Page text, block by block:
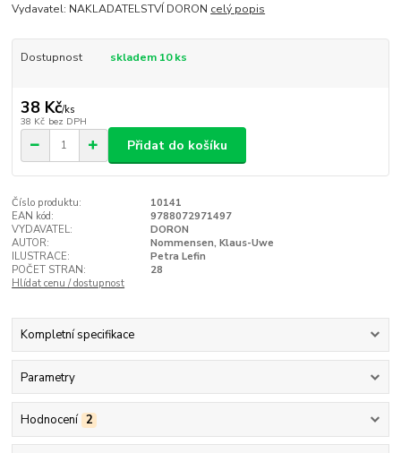
Vydavatel: NAKLADATELSTVÍ DORON celý popis
Dostupnost skladem 10 ks
38 Kč/ks
38 Kč bez DPH
Přidat do košíku
Číslo produktu:
10141
EAN kód:
9788072971497
VYDAVATEL:
DORON
AUTOR:
Nommensen, Klaus-Uwe
ILUSTRACE:
Petra Lefin
POČET STRAN:
28
Hlídat cenu / dostupnost
Kompletní specifikace
Parametry
Hodnocení 2